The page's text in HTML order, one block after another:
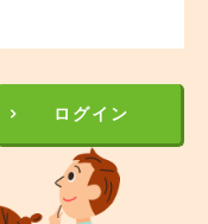
ログイン